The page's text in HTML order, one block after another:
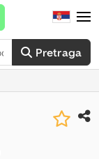
Pretraga